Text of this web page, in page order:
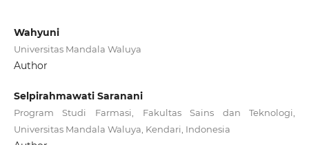
Wahyuni
Universitas Mandala Waluya
Author
Selpirahmawati Saranani
Program Studi Farmasi, Fakultas Sains dan Teknologi,
Universitas Mandala Waluya, Kendari, Indonesia